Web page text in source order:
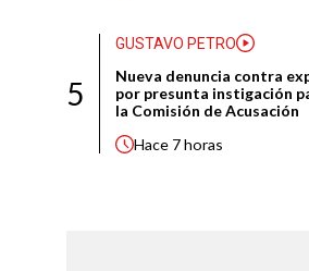
5
GUSTAVO PETRO
Nueva denuncia contra
por presunta instigación
la Comisión de Acusación
Hace 7 horas